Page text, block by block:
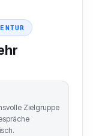
Zielgruppe